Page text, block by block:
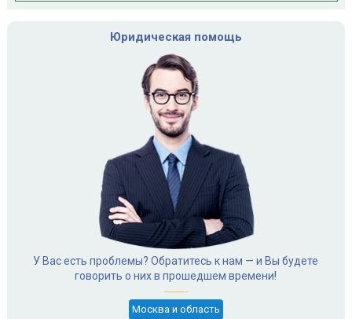
Юридическая помощь
У Вас есть проблемы? Обратитесь к нам — и Вы будете
говорить о них в прошедшем времени!
Москва и область